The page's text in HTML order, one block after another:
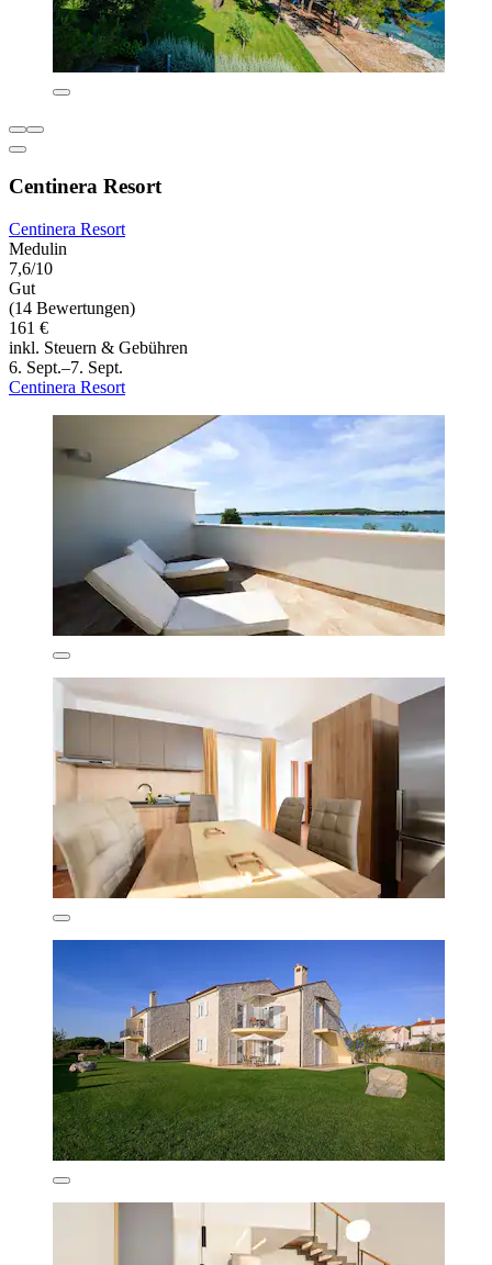
Centinera Resort
Centinera Resort
Medulin
7,6/10
Gut
(14 Bewertungen)
161 €
inkl. Steuern & Gebühren
6. Sept.–7. Sept.
Centinera Resort